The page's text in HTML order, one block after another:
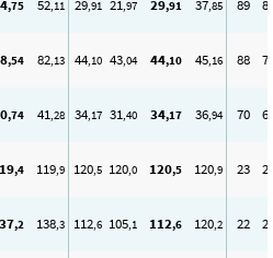
,75 52,11 29,91 21,97 29,91 37,85 89
,54 82,13 44,10 43,04 44,10 45,16 88
,74 41,28 34,17 31,40 34,17 36,94 70
,4 119,9 120,5 120,0 120,5 120,9 23
,2 138,3 112,6 105,1 112,6 120,2 22